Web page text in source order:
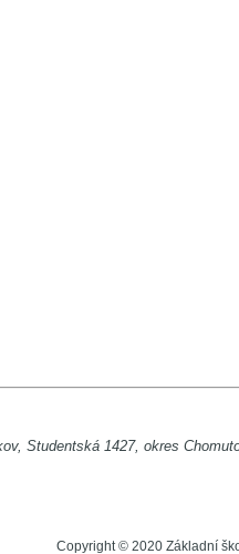
Jirkov, Studentská
431 11
Copyright © 2020 Základní